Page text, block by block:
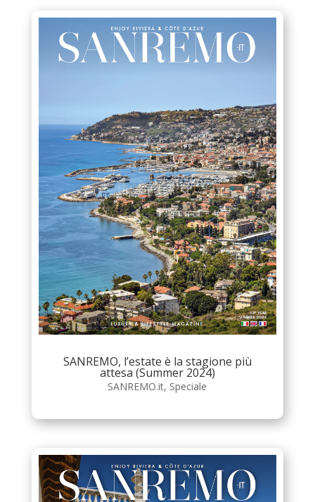
SANREMO, l’estate è la stagione più
attesa (Summer 2024)
SANREMO.it, Speciale